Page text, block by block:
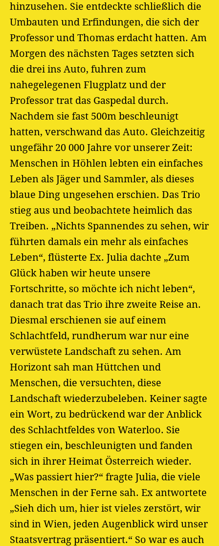
hinzusehen. Sie entdeckte schließlich die
Umbauten und Erfindungen, die sich der
Professor und Thomas erdacht hatten. Am
Morgen des nächsten Tages setzten sich
die drei ins Auto, fuhren zum
nahegelegenen Flugplatz und der
Professor trat das Gaspedal durch.
Nachdem sie fast 500m beschleunigt
hatten, verschwand das Auto. Gleichzeitig
ungefähr 20 000 Jahre vor unserer Zeit:
Menschen in Höhlen lebten ein einfaches
Leben als Jäger und Sammler, als dieses
blaue Ding ungesehen erschien. Das Trio
stieg aus und beobachtete heimlich das
Treiben. „Nichts Spannendes zu sehen, wir
führten damals ein mehr als einfaches
Leben“, flüsterte Ex. Julia dachte „Zum
Glück haben wir heute unsere
Fortschritte, so möchte ich nicht leben“,
danach trat das Trio ihre zweite Reise an.
Diesmal erschienen sie auf einem
Schlachtfeld, rundherum war nur eine
verwüstete Landschaft zu sehen. Am
Horizont sah man Hüttchen und
Menschen, die versuchten, diese
Landschaft wiederzubeleben. Keiner sagte
ein Wort, zu bedrückend war der Anblick
des Schlachtfeldes von Waterloo. Sie
stiegen ein, beschleunigten und fanden
sich in ihrer Heimat Österreich wieder.
„Was passiert hier?“ fragte Julia, die viele
Menschen in der Ferne sah. Ex antwortete
„Sieh dich um, hier ist vieles zerstört, wir
sind in Wien, jeden Augenblick wird unser
Staatsvertrag präsentiert.“ So war es auch